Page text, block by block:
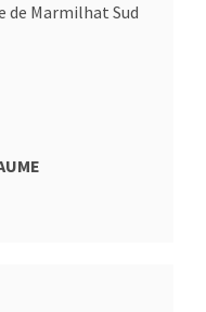
de Marmilhat Sud